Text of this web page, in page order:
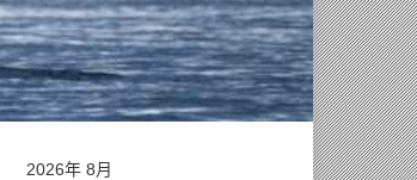
2026年 8月